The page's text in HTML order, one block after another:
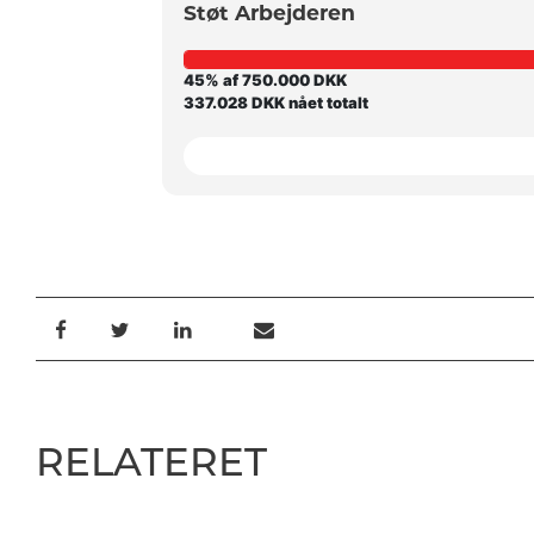
Støt Arbejderen
45% af 750.000 DKK
337.028 DKK nået totalt
RELATERET